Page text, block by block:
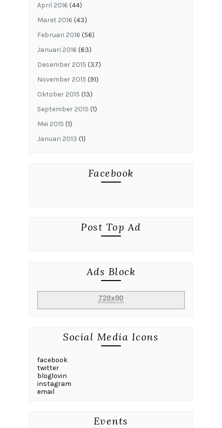
April 2016 (44)
Maret 2016 (43)
Februari 2016 (56)
Januari 2016 (63)
Desember 2015 (37)
November 2015 (91)
Oktober 2015 (13)
September 2015 (1)
Mei 2015 (1)
Januari 2013 (1)
Facebook
Post Top Ad
Ads Block
Social Media Icons
facebook
twitter
bloglovin
instagram
email
Events